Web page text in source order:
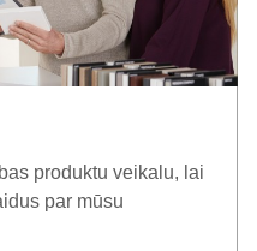
produktu veikalu, lai
par mūsu